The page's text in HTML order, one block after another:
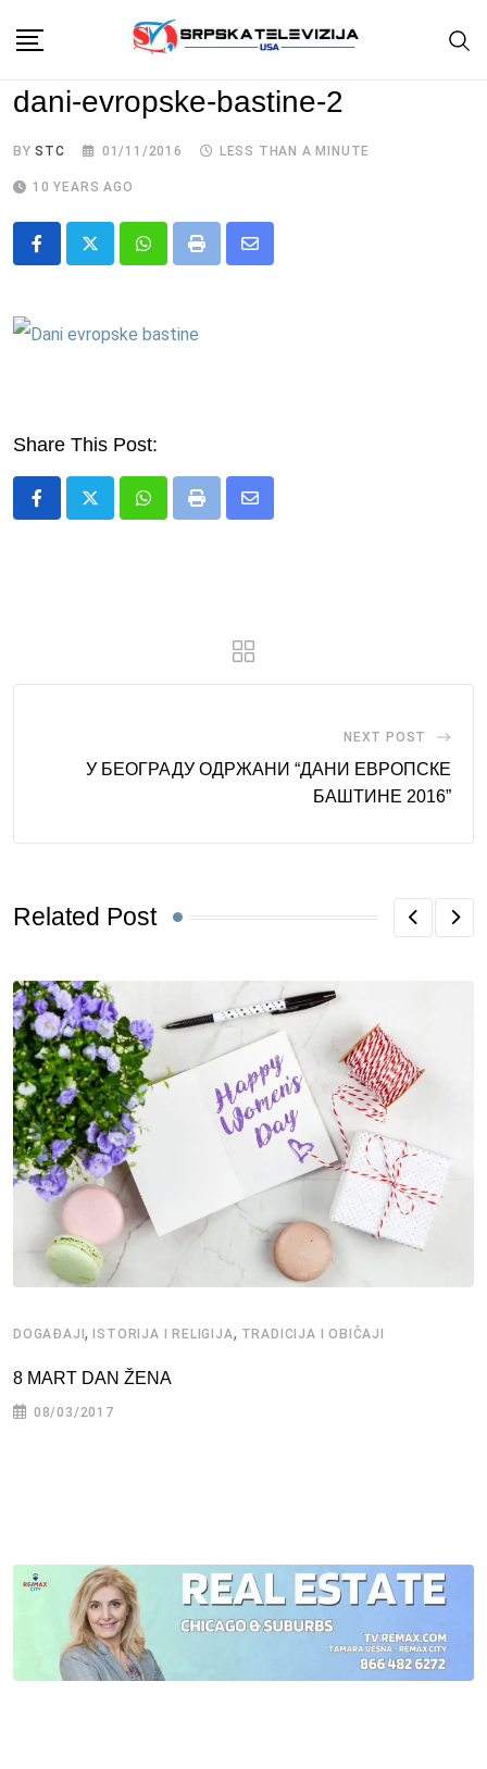
content
dani-evropske-bastine-2
BYSTC 01/11/2016 LESS THAN A MINUTE
10 YEARS AGO
Whatsapp
Print
Share
Share This Post:
Whatsapp
Print
Share
NEXT POST
У БЕОГРАДУ ОДРЖАНИ “ДАНИ ЕВРОПСКЕ
БАШТИНЕ 2016”
Related Post
DOGAĐAJI, ISTORIJA I RELIGIJA, TRADICIJA I OBIČAJI
8 MART DAN ŽENA
08/03/2017